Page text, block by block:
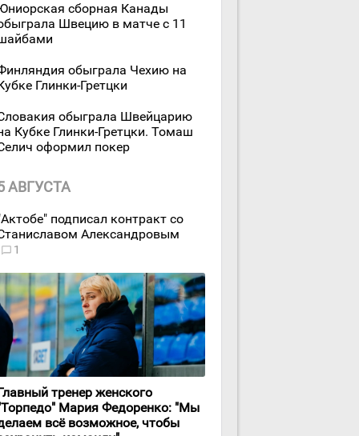
сборная Канады
Швецию в матче с 11
обыграла Чехию на
Глинки-Гретцки
обыграла Швейцарию
Кубке Глинки-Гретцки. Томаш
оформил покер
АВГУСТА
подписал контракт со
Александровым
1
тренер женского
Мария Федоренко: "Мы
всё возможное, чтобы